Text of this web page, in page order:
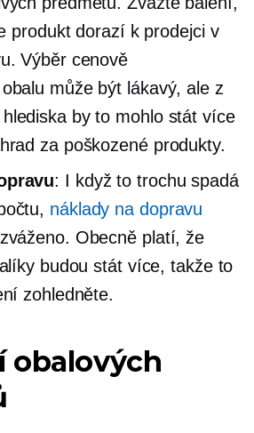
produkt dorazí k prodejci v
Výběr cenově
může být lákavý, ale z
by to mohlo stát více
za poškozené produkty.
: I když to trochu spadá
náklady na dopravu
Obecně platí, že
budou stát více, takže to
zohledněte.
obalových